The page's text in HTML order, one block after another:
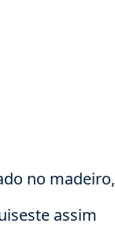
no madeiro,
assim